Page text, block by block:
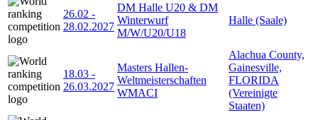
26.02 -
28.02.2027
DM Halle U20 & DM
Winterwurf
M/W/U20/U18
Halle (Saale)
18.03 -
26.03.2027
Masters Hallen-
Weltmeisterschaften
WMACI
Alachua County,
Gainesville,
FLORIDA
(Vereinigte
Staaten)